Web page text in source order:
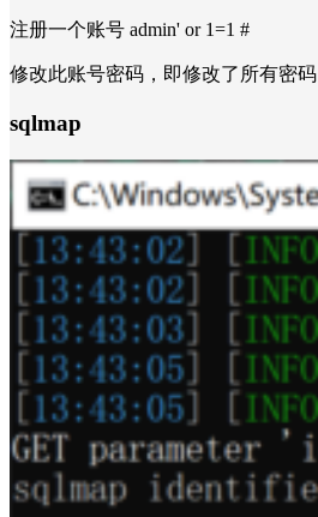
注册一个账号 admin' or 1=1 #
修改此账号密码，即修改了所有密码
sqlmap